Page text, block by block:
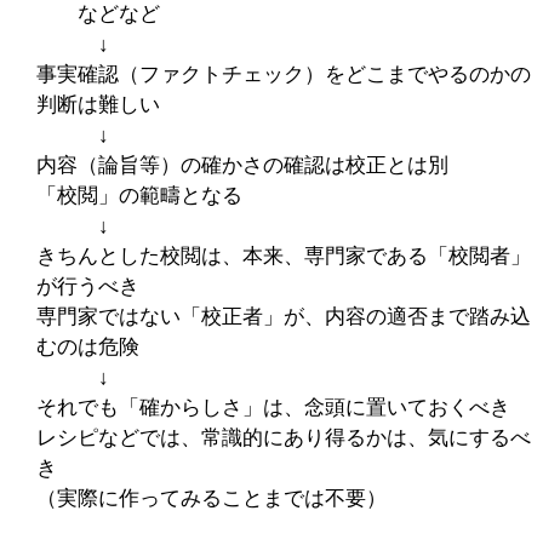
などなど
↓
事実確認（ファクトチェック）をどこまでやるのかの
判断は難しい
↓
内容（論旨等）の確かさの確認は校正とは別
「校閲」の範疇となる
↓
きちんとした校閲は、本来、専門家である「校閲者」
が行うべき
専門家ではない「校正者」が、内容の適否まで踏み込
むのは危険
↓
それでも「確からしさ」は、念頭に置いておくべき
レシピなどでは、常識的にあり得るかは、気にするべ
き
（実際に作ってみることまでは不要）